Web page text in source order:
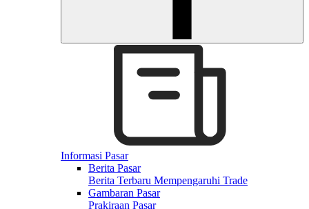
Informasi Pasar
Berita Pasar
Berita Terbaru Mempengaruhi Trade
Gambaran Pasar
Prakiraan Pasar